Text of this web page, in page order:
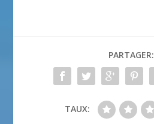
PARTAGER:
TAUX: